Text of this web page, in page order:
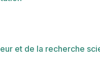
et de la recherche